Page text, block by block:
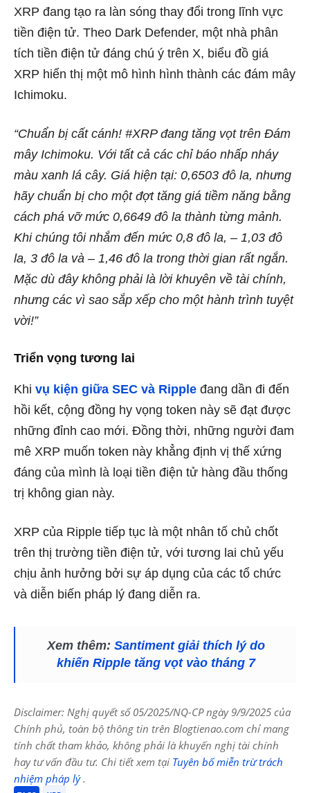
XRP đang tạo ra làn sóng thay đổi trong lĩnh vực
tiền điện tử. Theo Dark Defender, một nhà phân
tích tiền điện tử đáng chú ý trên X, biểu đồ giá
XRP hiển thị một mô hình hình thành các đám mây
Ichimoku.
“Chuẩn bị cất cánh! #XRP đang tăng vọt trên Đám
mây Ichimoku. Với tất cả các chỉ báo nhấp nháy
màu xanh lá cây. Giá hiện tại: 0,6503 đô la, nhưng
hãy chuẩn bị cho một đợt tăng giá tiềm năng bằng
cách phá vỡ mức 0,6649 đô la thành từng mảnh.
Khi chúng tôi nhắm đến mức 0,8 đô la, – 1,03 đô
la, 3 đô la và – 1,46 đô la trong thời gian rất ngắn.
Mặc dù đây không phải là lời khuyên về tài chính,
nhưng các vì sao sắp xếp cho một hành trình tuyệt
vời!”
Triển vọng tương lai
Khi vụ kiện giữa SEC và Ripple đang dần đi đến
hồi kết, cộng đồng hy vọng token này sẽ đạt được
những đỉnh cao mới. Đồng thời, những người đam
mê XRP muốn token này khẳng định vị thế xứng
đáng của mình là loại tiền điện tử hàng đầu thống
trị không gian này.
XRP của Ripple tiếp tục là một nhân tố chủ chốt
trên thị trường tiền điện tử, với tương lai chủ yếu
chịu ảnh hưởng bởi sự áp dụng của các tổ chức
và diễn biến pháp lý đang diễn ra.
Xem thêm: Santiment giải thích lý do
khiến Ripple tăng vọt vào tháng 7
Disclaimer: Nghị quyết số 05/2025/NQ-CP ngày 9/9/2025 của
Chính phủ, toàn bộ thông tin trên Blogtienao.com chỉ mang
tính chất tham khảo, không phải là khuyến nghị tài chính
hay tư vấn đầu tư. Chi tiết xem tại Tuyên bố miễn trừ trách
nhiệm pháp lý.